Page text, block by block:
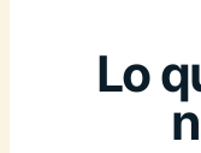
Lo